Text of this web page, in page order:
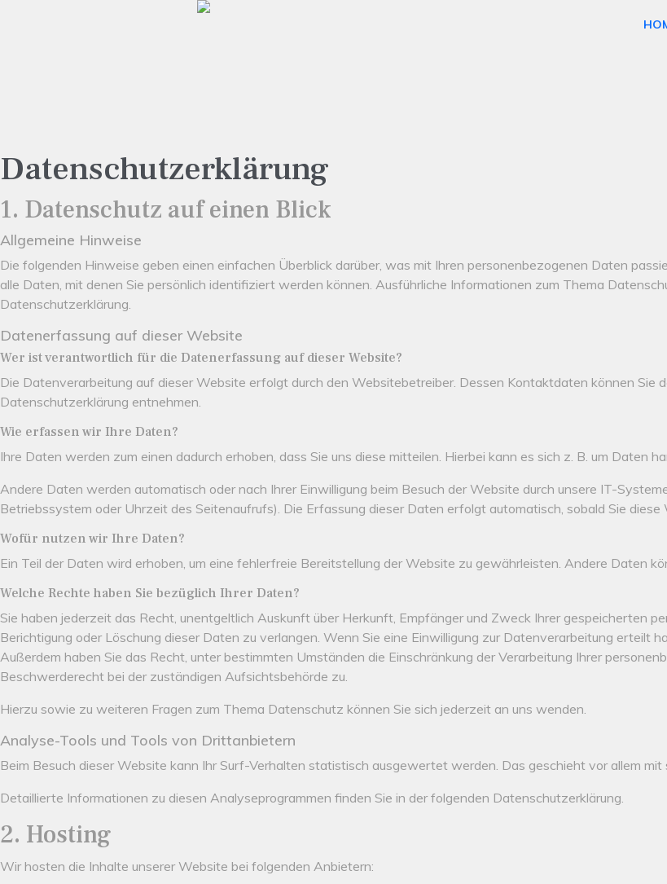
Datenschutz­erklärung
1. Datenschutz auf einen Blick
Allgemeine Hinweise
Die folgenden Hinweise geben einen einfachen Überblick darüber, was mit Ihren personenbezogenen Daten
alle Daten, mit denen Sie persönlich identifiziert werden können. Ausführliche Informationen zum Thema
Datenschutzerklärung.
Datenerfassung auf dieser Website
Wer ist verantwortlich für die Datenerfassung auf dieser Website?
Die Datenverarbeitung auf dieser Website erfolgt durch den Websitebetreiber. Dessen Kontaktdaten können Sie
Datenschutzerklärung entnehmen.
Wie erfassen wir Ihre Daten?
Ihre Daten werden zum einen dadurch erhoben, dass Sie uns diese mitteilen. Hierbei kann es sich z. B. um Daten
Andere Daten werden automatisch oder nach Ihrer Einwilligung beim Besuch der Website durch unsere IT-
Betriebssystem oder Uhrzeit des Seitenaufrufs). Die Erfassung dieser Daten erfolgt automatisch, sobald Sie
Wofür nutzen wir Ihre Daten?
Ein Teil der Daten wird erhoben, um eine fehlerfreie Bereitstellung der Website zu gewährleisten. Andere Daten
Welche Rechte haben Sie bezüglich Ihrer Daten?
Sie haben jederzeit das Recht, unentgeltlich Auskunft über Herkunft, Empfänger und Zweck Ihrer gespeicherten
Berichtigung oder Löschung dieser Daten zu verlangen. Wenn Sie eine Einwilligung zur Datenverarbeitung erteilt
Außerdem haben Sie das Recht, unter bestimmten Umständen die Einschränkung der Verarbeitung Ihrer
Beschwerderecht bei der zuständigen Aufsichtsbehörde zu.
Hierzu sowie zu weiteren Fragen zum Thema Datenschutz können Sie sich jederzeit an uns wenden.
Analyse-Tools und Tools von Dritt­anbietern
Beim Besuch dieser Website kann Ihr Surf-Verhalten statistisch ausgewertet werden. Das geschieht vor allem
Detaillierte Informationen zu diesen Analyseprogrammen finden Sie in der folgenden Datenschutzerklärung.
2. Hosting
Wir hosten die Inhalte unserer Website bei folgenden Anbietern: